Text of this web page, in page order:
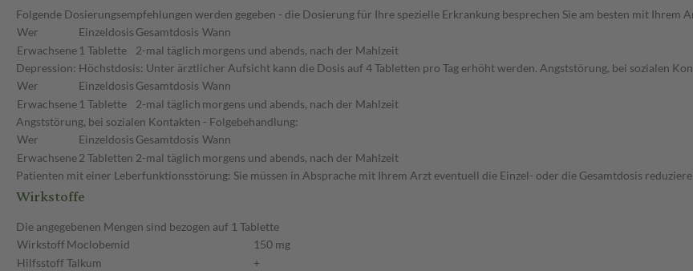
Folgende Dosierungsempfehlungen werden gegeben - die Dosierung für Ihre spezielle Erkrankung besprechen Sie am besten mit Ihrem
Wer
Einzeldosis Gesamtdosis Wann
Erwachsene 1 Tablette 2-mal täglich morgens und abends, nach der Mahlzeit
Depression: Höchstdosis: Unter ärztlicher Aufsicht kann die Dosis auf 4 Tabletten pro Tag erhöht werden. Angststörung, bei sozialen
Wer
Einzeldosis Gesamtdosis Wann
Erwachsene 1 Tablette 2-mal täglich morgens und abends, nach der Mahlzeit
Angststörung, bei sozialen Kontakten - Folgebehandlung:
Wer
Einzeldosis Gesamtdosis Wann
Erwachsene2 Tabletten 2-mal täglich morgens und abends, nach der Mahlzeit
Patienten mit einer Leberfunktionsstörung: Sie müssen in Absprache mit Ihrem Arzt eventuell die Einzel- oder die Gesamtdosis
Wirkstoffe
Die angegebenen Mengen sind bezogen auf 1 Tablette
WirkstoffMoclobemid
150 mg
HilfsstoffTalkum
+